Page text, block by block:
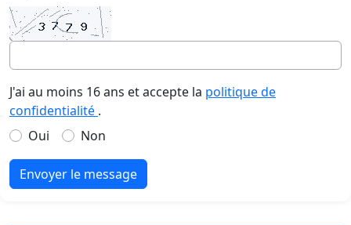
J'ai au moins 16 ans et accepte la politique de
confidentialité .
Oui
Non
Envoyer le message